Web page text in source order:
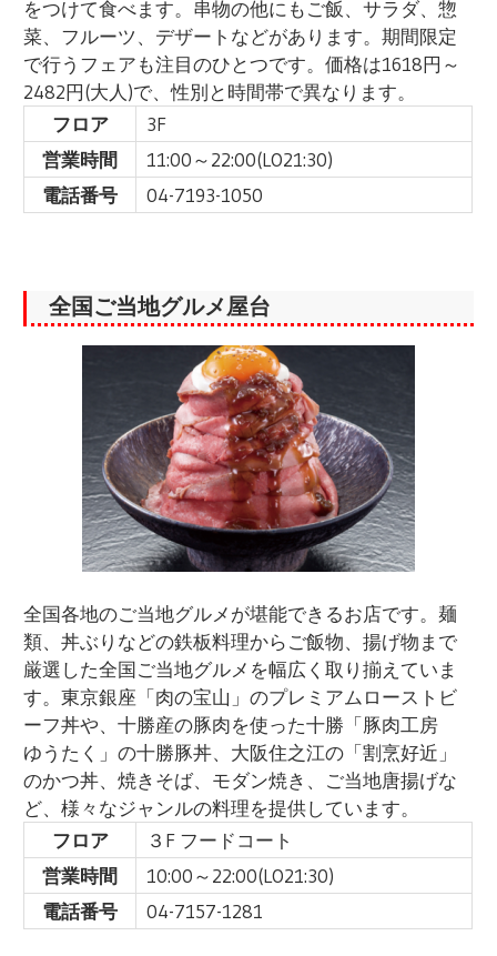
をつけて食べます。串物の他にもご飯、サラダ、惣
菜、フルーツ、デザートなどがあります。期間限定
で行うフェアも注目のひとつです。価格は1618円～
2482円(大人)で、性別と時間帯で異なります。
フロア
3F
営業時間
11:00～22:00(LO21:30)
電話番号
04-7193-1050
全国ご当地グルメ屋台
全国各地のご当地グルメが堪能できるお店です。麺
類、丼ぶりなどの鉄板料理からご飯物、揚げ物まで
厳選した全国ご当地グルメを幅広く取り揃えていま
す。東京銀座「肉の宝山」のプレミアムローストビ
ーフ丼や、十勝産の豚肉を使った十勝「豚肉工房
ゆうたく」の十勝豚丼、大阪住之江の「割烹好近」
のかつ丼、焼きそば、モダン焼き、ご当地唐揚げな
ど、様々なジャンルの料理を提供しています。
フロア
３F フードコート
営業時間
10:00～22:00(LO21:30)
電話番号
04-7157-1281